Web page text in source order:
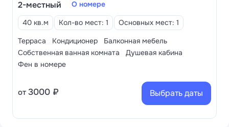
продуманы открытые игровые площадки –
оборудован деревянный городок с лазалками и
детской модуль в космической тематике с двумя
горками.
В 3 минутах ходьбы от курорта – песчаная пляжная
имеются шезлонги, зонты и прочий инвентарь для
водных развлечений.
2-местный
О номере
40 кв.м
Кол-во мест: 1
Основных мест: 1
Терраса
Кондиционер
Балконная мебель
Собственная ванная комната
Душевая кабина
Фен в номере
от 3000 ₽ Выбрать даты